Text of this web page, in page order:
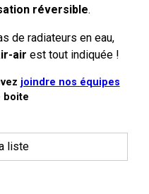
réversible.
de radiateurs en eau,
air est tout indiquée !
joindre nos équipes
boite
liste